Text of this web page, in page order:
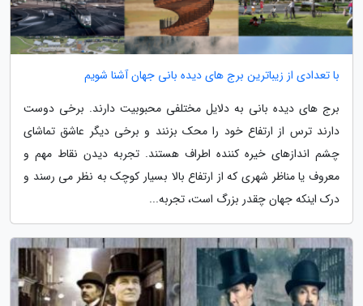
با تعدادی از زیباترین برج های دیده بانی جهان آشنا شویم
برج های دیده بانی به دلایل مختلفی محبوبیت دارند. برخی دوست
دارند ترس از ارتفاع خود را محک بزنند و برخی دیگر عاشق تماشای
چشم اندازهای خیره کننده اطراف هستند. تجربه دیدن نقاط مهم و
معروف یا مناظر شهری که از ارتفاع بالا بسیار کوچک به نظر می رسند و
درک اینکه جهان چقدر بزرگ است، تجربه...